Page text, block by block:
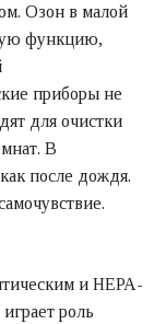
Озон в малой
функцию,
приборы не
для очистки
В
после дождя.
и НЕРА-
роль